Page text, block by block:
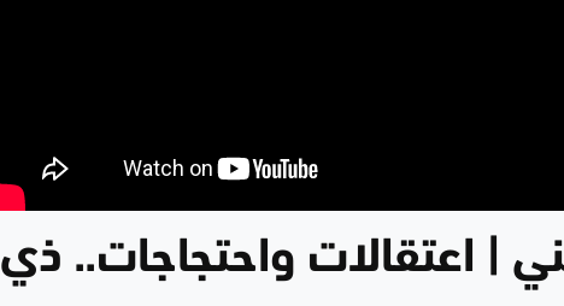
| اعتقالات واحتجاجات.. ذي